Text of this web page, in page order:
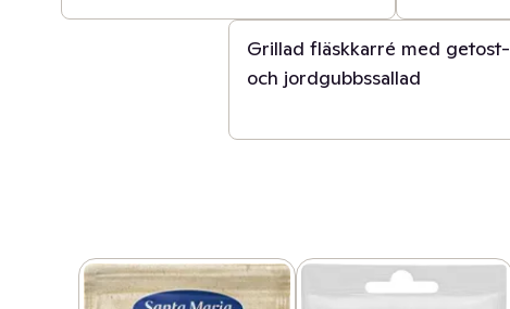
Grillad fläskkarré med getost-
och jordgubbssallad